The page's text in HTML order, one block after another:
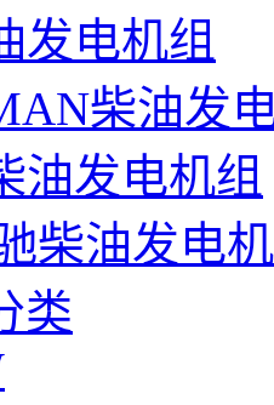
发电机组
柴油发
油发电机组
柴油发电
类